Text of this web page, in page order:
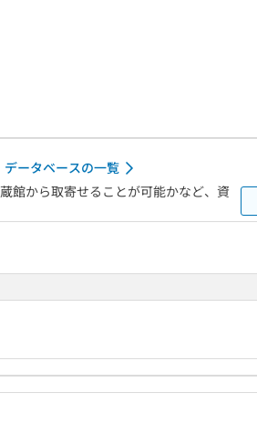
ータベースの一覧
館から取寄せることが可能かなど、資